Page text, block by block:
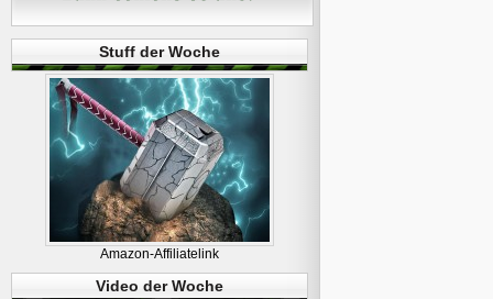
Stuff der Woche
Amazon-Affiliatelink
Video der Woche